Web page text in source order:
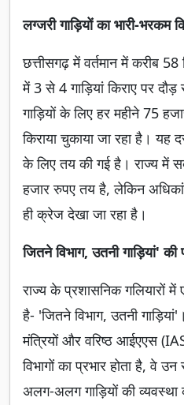
लग्जरी गाड़ियों का भारी-भरकम
छत्तीसगढ़ में वर्तमान में करीब
में 3 से 4 गाड़ियां किराए पर
गाड़ियों के लिए हर महीने 75
किराया चुकाया जा रहा है। यह
के लिए तय की गई है। राज्य में
हजार रुपए तय है, लेकिन
ही क्रेज देखा जा रहा है।
जितने विभाग, उतनी गाड़ियां' की
राज्य के प्रशासनिक गलियारों में
है- 'जितने विभाग, उतनी
मंत्रियों और वरिष्ठ आईएएस
विभागों का प्रभार होता है, वे
अलग-अलग गाड़ियों की